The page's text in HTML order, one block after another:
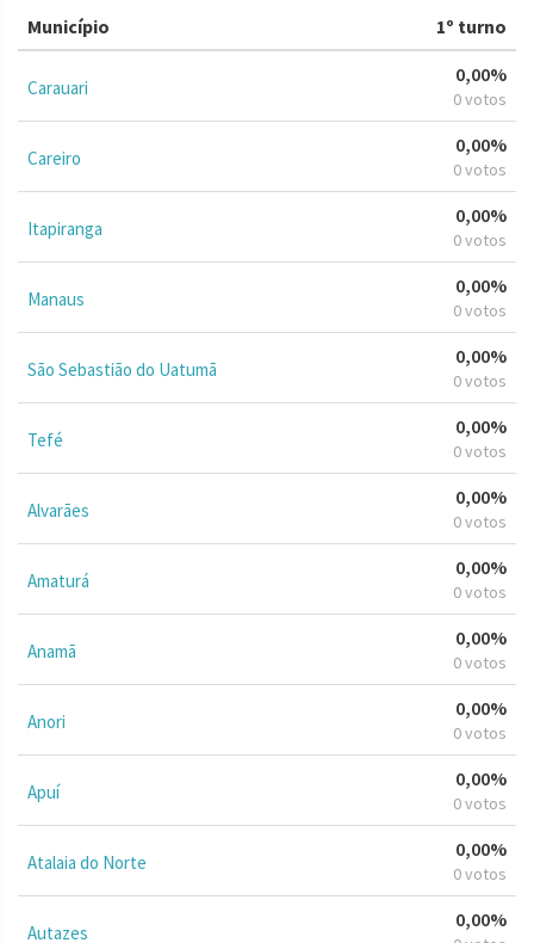
Município 1º turno
Carauari
0,00%
0 votos
Careiro
0,00%
0 votos
Itapiranga
0,00%
0 votos
Manaus
0,00%
0 votos
São Sebastião do Uatumã
0,00%
0 votos
Tefé
0,00%
0 votos
Alvarães
0,00%
0 votos
Amaturá
0,00%
0 votos
Anamã
0,00%
0 votos
Anori
0,00%
0 votos
Apuí
0,00%
0 votos
Atalaia do Norte
0,00%
0 votos
Autazes
0,00%